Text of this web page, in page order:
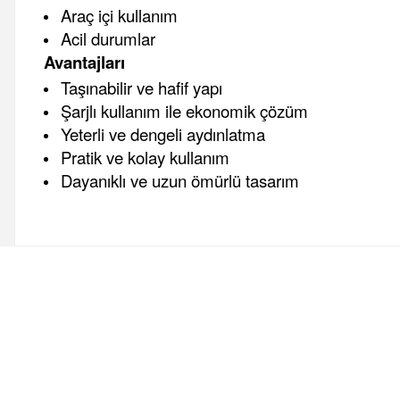
Araç içi kullanım
Acil durumlar
Avantajları
Taşınabilir ve hafif yapı
Şarjlı kullanım ile ekonomik çözüm
Yeterli ve dengeli aydınlatma
Pratik ve kolay kullanım
Dayanıklı ve uzun ömürlü tasarım